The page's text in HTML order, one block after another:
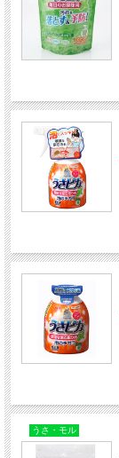
うさ・モル